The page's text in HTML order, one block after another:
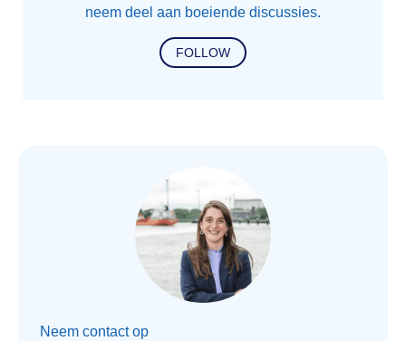
neem deel aan boeiende discussies.
FOLLOW
Neem contact op